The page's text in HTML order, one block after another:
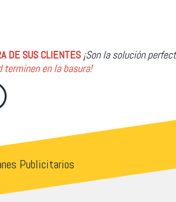
DE SUS CLIENTES ¡Son la solución
en la basura!
Publicitarios